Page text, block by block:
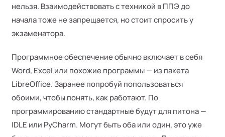
нельзя. Взаимодействовать с техникой в ППЭ до
начала тоже не запрещается, но стоит спросить у
экзаменатора.
Программное обеспечение обычно включает в себя
Word, Excel или похожие программы — из пакета
LibreOffice. Заранее попробуй попользоваться
обоими, чтобы понять, как работают. По
программированию стандартные будут для питона —
IDLE или PyCharm. Могут быть оба или один, это уже